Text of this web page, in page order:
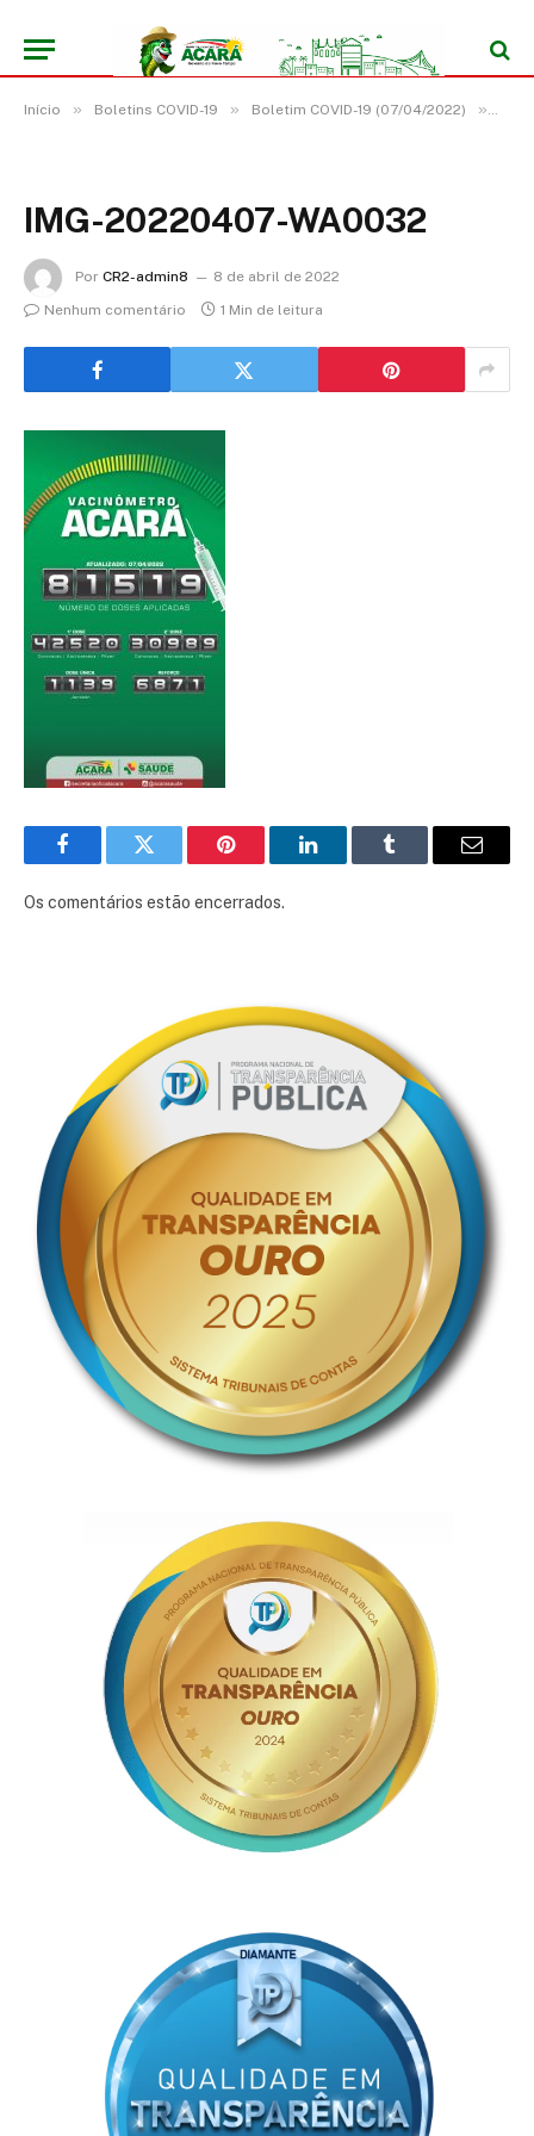
Início » Boletins COVID-19 » Boletim COVID-19 (07/04/2022) »
IMG-20220407-WA0032
Por CR2-admin8
8 de abril de 2022
Nenhum comentário
1 Min de leitura
FacebookTwitter Pinterest LinkedInTumblr
E-
Os comentários estão encerrados.